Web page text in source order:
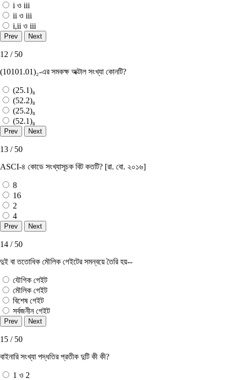
i ও iii
ii ও iii
i,ii ও iii
12 / 50
(10101.01)₂-এর সমকক্ষ অক্টাল সংখ্যা কোনটি?
(25.1)₈
(52.2)₈
(25.2)₈
(52.1)₈
13 / 50
ASCI-৪ কোডে সংখ্যাসূচক বিট কতটি? [রা. বাে. ২০১৬]
8
16
2
4
14 / 50
দুই বা ততােধিক মৌলিক গেইটের সমন্বয়ে তৈরি হয়--
যৌগিক গেইট
মৌলিক গেইট
বিশেষ গেইট
সর্বজনীন গেইট
15 / 50
বাইনারি সংখ্যা পদ্ধতির প্রতীক দুটি কী কী?
1 ও 2